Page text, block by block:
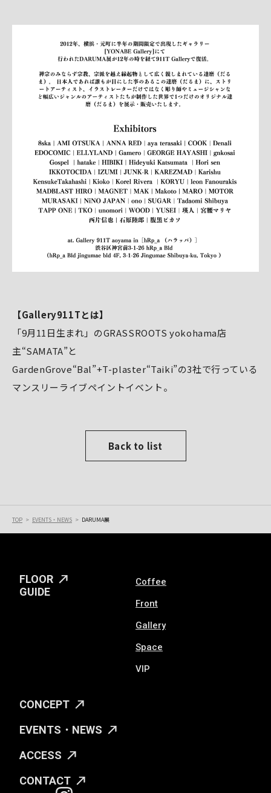
【Gallery911Tとは】
「9月11日生まれ」のGRASSROOTS yokohama店
主“SAMATA”と
GardenGrove“Bal”+T-plaster“Taiki”の3社で行っている
マンスリーライブペイントイベント。
Back to list
TOP EVENTS・NEWS DARUMA展
FLOOR
GUIDE
Coffee
Front
Gallery
Space
VIP
CONCEPT
EVENTS・NEWS
ACCESS
CONTACT